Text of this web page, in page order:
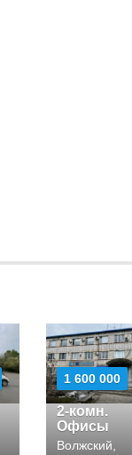
1 600 000
2-комн.
Офисы
Волжский,